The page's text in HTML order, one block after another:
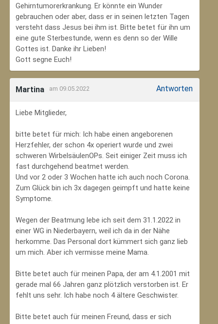
Gehirntumorerkrankung. Er könnte ein Wunder
gebrauchen oder aber, dass er in seinen letzten Tagen
versteht dass Jesus bei ihm ist. Bitte betet für ihn um
eine gute Sterbestunde, wenn es denn so der Wille
Gottes ist. Danke ihr Lieben!
Gott segne Euch!
Martina am 09.05.2022 Antworten
Liebe Mitglieder,
bitte betet für mich: Ich habe einen angeborenen
Herzfehler, der schon 4x operiert wurde und zwei
schweren WirbelsäulenOPs. Seit einiger Zeit muss ich
fast durchgehend beatmet werden.
Und vor 2 oder 3 Wochen hatte ich auch noch Corona.
Zum Glück bin ich 3x dagegen geimpft und hatte keine
Symptome.
Wegen der Beatmung lebe ich seit dem 31.1.2022 in
einer WG in Niederbayern, weil ich da in der Nähe
herkomme. Das Personal dort kümmert sich ganz lieb
um mich. Aber ich vermisse meine Mama.
Bitte betet auch für meinen Papa, der am 4.1.2001 mit
gerade mal 66 Jahren ganz plötzlich verstorben ist. Er
fehlt uns sehr. Ich habe noch 4 ältere Geschwister.
Bitte betet auch für meinen Freund, dass er sich